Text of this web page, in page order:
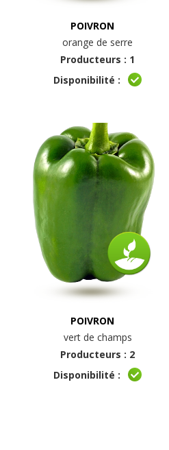
POIVRON
orange de serre
Producteurs : 1
Disponibilité :
POIVRON
vert de champs
Producteurs : 2
Disponibilité :